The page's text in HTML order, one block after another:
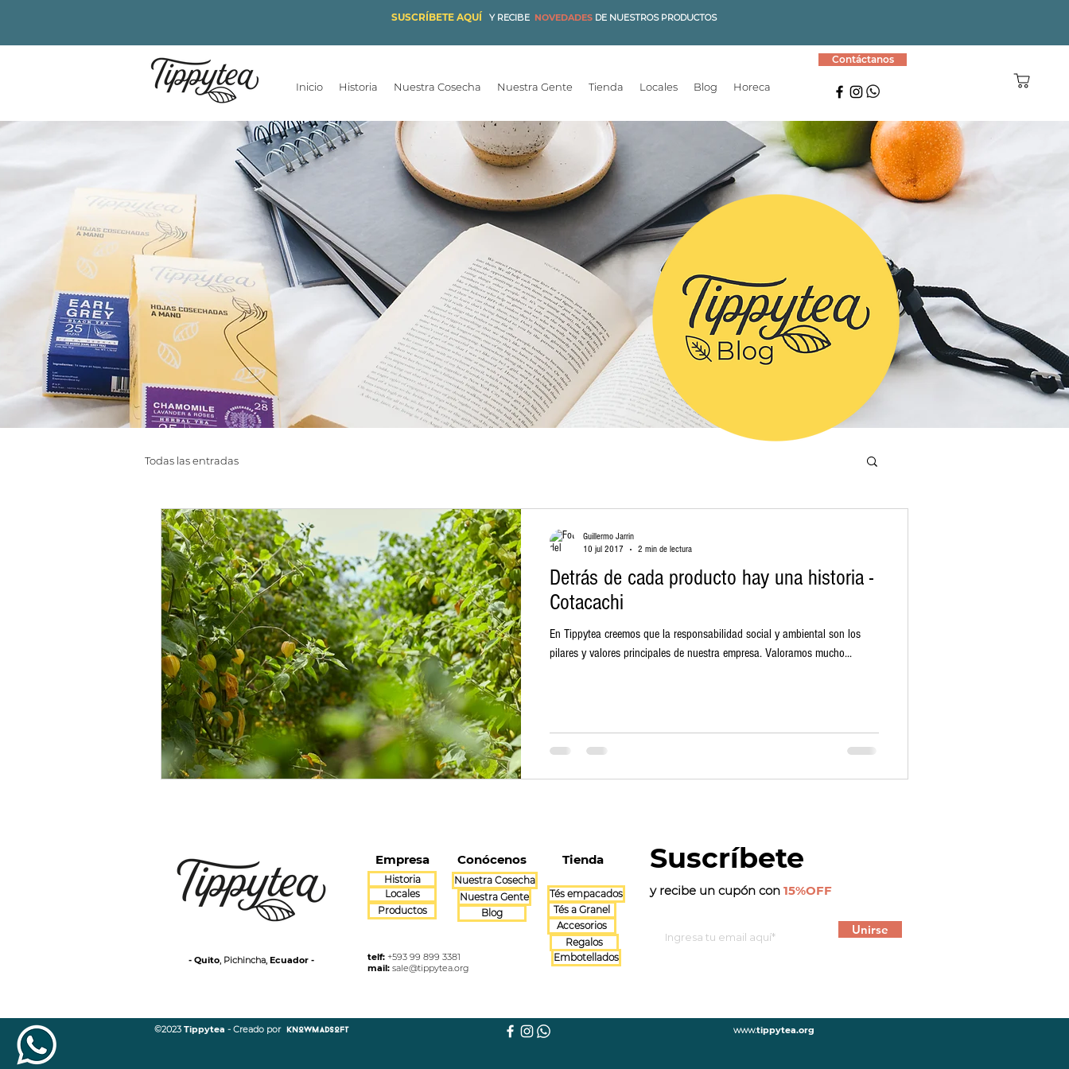
Y RECIBE NOVEDADES DE NUESTROS PRODUCTOS
SUSCRÍBETE AQUÍ
Inicio Historia Nuestra Cosecha Nuestra Gente Tienda Locales Blog Horeca
Contáctanos
Todas las entradas
Detrás de cada producto hay una historia -
Cotacachi
En Tippytea creemos que la responsabilidad social y ambiental son los
pilares y valores principales de nuestra empresa. Valoramos mucho...
Guillermo Jarrin
10 jul 2017
2 min de lectura
- Quito , Pichincha, Ecuador -
Empresa
Historia
Locales
Productos
Conócenos
Nuestra Cosecha
Nuestra Gente
Blog
telf: +593 99 899 3381
mail: sale@tippytea.org
Tienda
Tés empacados
Tés a Granel
Accesorios
Regalos
Embotellados
Suscríbete
y recibe un cupón con 15%OFF
Unirse
KnowmadSoft
©2023 Tippytea - Creado por www.tippytea.org